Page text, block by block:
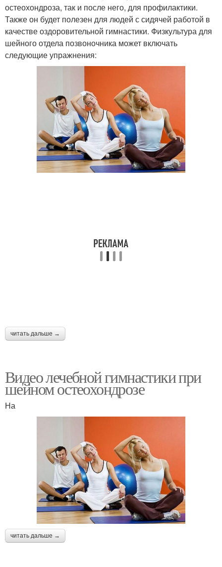
остеохондроза, так и после него, для профилактики.
Также он будет полезен для людей с сидячей работой в
качестве оздоровительной гимнастики. Физкультура для
шейного отдела позвоночника может включать
следующие упражнения:
читать дальше →
Видео лечебной гимнастики при
шейном остеохондрозе
На
читать дальше →